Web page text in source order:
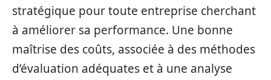
stratégique pour toute entreprise cherchant
à améliorer sa performance. Une bonne
maîtrise des coûts, associée à des méthodes
d’évaluation adéquates et à une analyse